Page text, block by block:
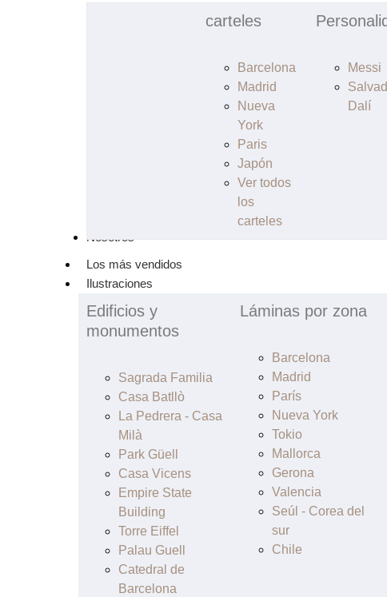
carteles
Barcelona
Madrid
Nueva
York
Paris
Japón
Ver todos
los
carteles
Messi
Dalí
Nosotros
Los más vendidos
Ilustraciones
Edificios y
monumentos
Sagrada Familia
Casa Batllò
La Pedrera - Casa
Milà
Park Güell
Casa Vicens
Empire State
Building
Torre Eiffel
Palau Guell
Catedral de
Barcelona
Láminas por zona
Barcelona
Madrid
París
Nueva York
Tokio
Mallorca
Gerona
Valencia
Seúl - Corea del
sur
Chile